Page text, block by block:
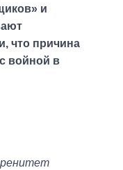
и
что причина
войной в